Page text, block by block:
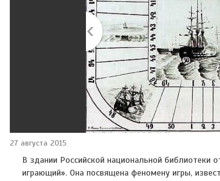
27 августа 2015
В здании Российской национальной библиотеки
играющий». Она посвящена феномену игры,